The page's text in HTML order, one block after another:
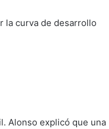
la curva de desarrollo
Alonso explicó que una